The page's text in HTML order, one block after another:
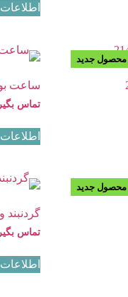
موجود نیست
محصول جدید
ساعت
تماس
پیشنهاد ویژه
موجود نیست
محصول جدید
گردنبند و
تماس